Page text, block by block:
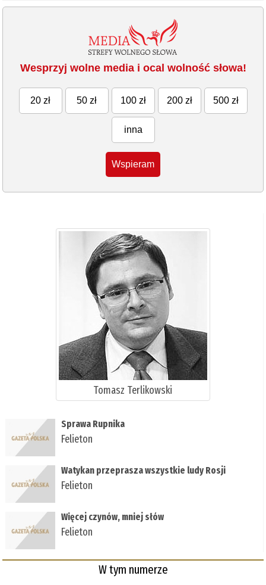
Wesprzyj wolne media i ocal wolność słowa!
20 zł 50 zł 100 zł 200 zł 500 zł
inna
Wspieram
Tomasz Terlikowski
Sprawa Rupnika
Felieton
Watykan przeprasza wszystkie ludy Rosji
Felieton
Więcej czynów, mniej słów
Felieton
W tym numerze